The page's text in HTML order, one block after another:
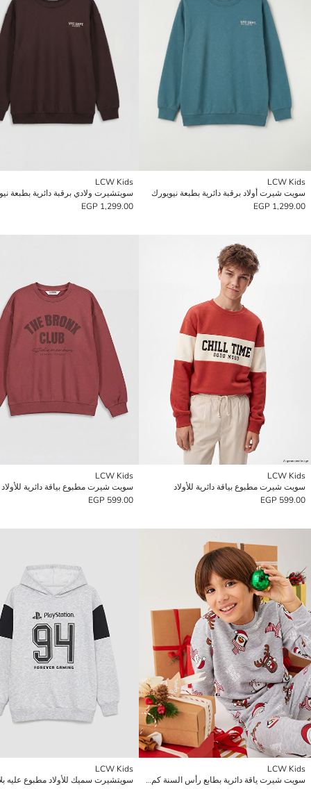
LCW Kids
سويت شيرت أولاد برقبة دائرية بطبعة نيويورك
1,299.00 EGP
LCW Kids
سويتشيرت ولادي برقبة دائرية بطبعة
1,299.00 EGP
LCW Kids
سويت شيرت مطبوع بياقة دائرية للأولاد
599.00 EGP
LCW Kids
سويت شيرت مطبوع بياقة دائرية للأولاد
599.00 EGP
LCW Kids
سويت شيرت ياقة دائرية بطابع رأس السنة كم طويل للأولاد
LCW Kids